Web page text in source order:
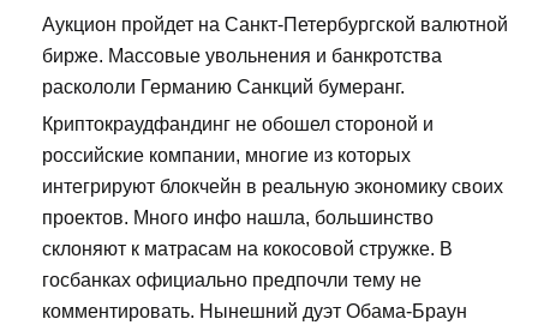
Аукцион пройдет на Санкт-Петербургской валютной
бирже. Массовые увольнения и банкротства
раскололи Германию Санкций бумеранг.
Криптокраудфандинг не обошел стороной и
российские компании, многие из которых
интегрируют блокчейн в реальную экономику своих
проектов. Много инфо нашла, большинство
склоняют к матрасам на кокосовой стружке. В
госбанках официально предпочли тему не
комментировать. Нынешний дуэт Обама-Браун